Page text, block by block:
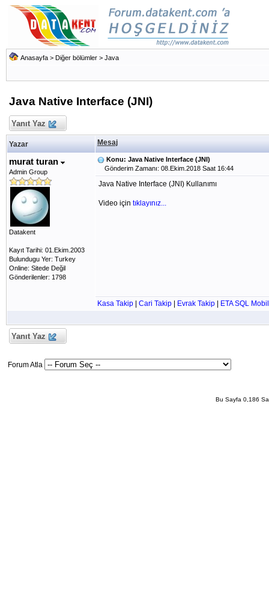
Anasayfa > Diğer bölümler > Java
Java Native Interface (JNI)
Yanıt Yaz
Yazar Mesaj
murat turan
Admin Group
Datakent
Kayıt Tarihi: 01.Ekim.2003
Bulundugu Yer: Turkey
Online: Sitede Değil
Gönderilenler: 1798
Konu: Java Native Interface (JNI)
Gönderim Zamanı: 08.Ekim.2018 Saat 16:44
Java Native Interface (JNI) Kullanımı
Video için tıklayınız...
Kasa Takip Cari Takip Evrak Takip ETA SQL Mobil
Yanıt Yaz
Forum Atla
Bu Sayfa 0,186